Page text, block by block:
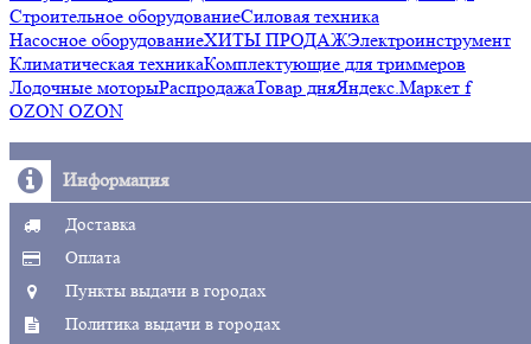
Строительное оборудованиеСиловая техника
Насосное оборудованиеХИТЫ ПРОДАЖЭлектроинструмент
Климатическая техникаКомплектующие для триммеров
Лодочные моторыРаспродажаТовар дняЯндекс.Маркет f
OZON OZON
Информация
Доставка
Оплата
Пункты выдачи в городах
Политика выдачи в городах